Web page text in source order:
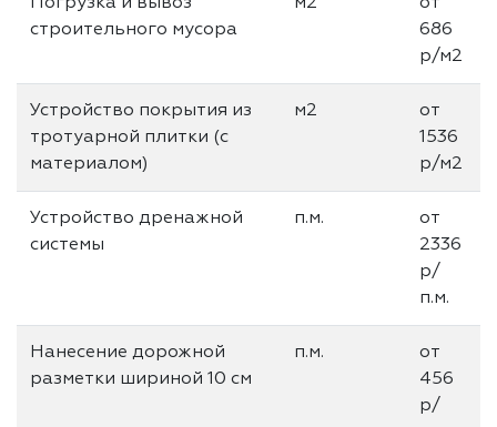
строительного мусора
686
р/м2
Устройство покрытия из
тротуарной плитки (с
материалом)
м2
от
1536
р/м2
Устройство дренажной
системы
п.м.
от
2336
р/
п.м.
Нанесение дорожной
разметки шириной 10 см
п.м.
от
456
р/